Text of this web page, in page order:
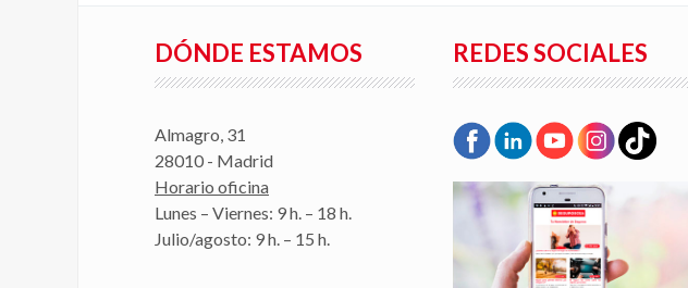
DÓNDE ESTAMOS
Almagro, 31
28010 - Madrid
Horario oficina
Lunes – Viernes: 9 h. – 18 h.
Julio/agosto: 9 h. – 15 h.
REDES SOCIALES